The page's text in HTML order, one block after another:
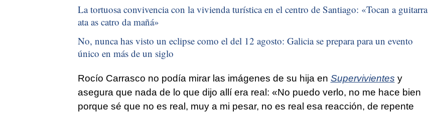
La tortuosa convivencia con la vivienda turística en el centro de Santiago: «Tocan a guitarra
ata as catro da mañá»
No, nunca has visto un eclipse como el del 12 agosto: Galicia se prepara para un evento
único en más de un siglo
Rocío Carrasco no podía mirar las imágenes de su hija en Supervivientes y
asegura que nada de lo que dijo allí era real: «No puedo verlo, no me hace bien
porque sé que no es real, muy a mi pesar, no es real esa reacción, de repente